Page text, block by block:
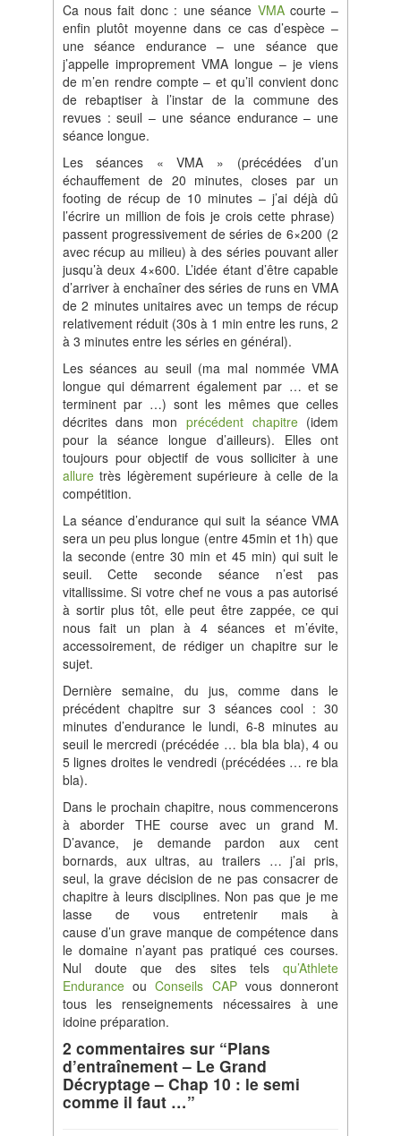
Ca nous fait donc : une séance VMAcourte –
enfin plutôt moyenne dans ce cas d’espèce –
une séance endurance – une séance que
j’appelle improprement VMA longue – je viens
de m’en rendre compte – et qu’il convient donc
de rebaptiser à l’instar de la commune des
revues : seuil – une séance endurance – une
séance longue.
Les séances « VMA » (précédées d’un
échauffement de 20 minutes, closes par un
footing de récup de 10 minutes – j’ai déjà dû
l’écrire un million de fois je crois cette phrase)
passent progressivement de séries de 6×200 (2
avec récup au milieu) à des séries pouvant aller
jusqu’à deux 4×600. L’idée étant d’être capable
d’arriver à enchaîner des séries de runs en VMA
de 2 minutes unitaires avec un temps de récup
relativement réduit (30s à 1 min entre les runs, 2
à 3 minutes entre les séries en général).
Les séances au seuil (ma mal nommée VMA
longue qui démarrent également par … et se
terminent par …) sont les mêmes que celles
décrites dans mon précédent chapitre(idem
pour la séance longue d’ailleurs). Elles ont
toujours pour objectif de vous solliciter à une
alluretrès légèrement supérieure à celle de la
compétition.
La séance d’endurance qui suit la séance VMA
sera un peu plus longue (entre 45min et 1h) que
la seconde (entre 30 min et 45 min) qui suit le
seuil. Cette seconde séance n’est pas
vitallissime. Si votre chef ne vous a pas autorisé
à sortir plus tôt, elle peut être zappée, ce qui
nous fait un plan à 4 séances et m’évite,
accessoirement, de rédiger un chapitre sur le
sujet.
Dernière semaine, du jus, comme dans le
précédent chapitre sur 3 séances cool : 30
minutes d’endurance le lundi, 6-8 minutes au
seuil le mercredi (précédée … bla bla bla), 4 ou
5 lignes droites le vendredi (précédées … re bla
bla).
Dans le prochain chapitre, nous commencerons
à aborder THE course avec un grand M.
D’avance, je demande pardon aux cent
bornards, aux ultras, au trailers … j’ai pris,
seul, la grave décision de ne pas consacrer de
chapitre à leurs disciplines. Non pas que je me
lasse de vous entretenir mais à
cause d’un grave manque de compétence dans
le domaine n’ayant pas pratiqué ces courses.
Nul doute que des sites telsqu’Athlete
EnduranceouConseils CAP vous donneront
tous les renseignements nécessaires à une
idoine préparation.
2 commentaires sur “Plans
d’entraînement – Le Grand
Décryptage – Chap 10 : le semi
comme il faut …”